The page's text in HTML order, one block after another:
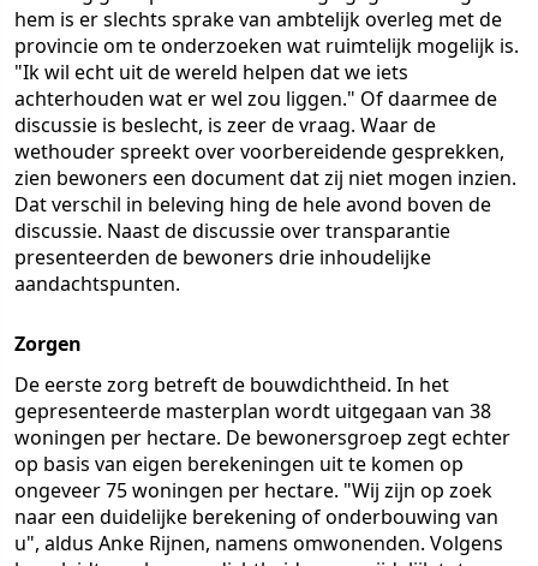
hem is er slechts sprake van ambtelijk overleg met de
provincie om te onderzoeken wat ruimtelijk mogelijk is.
"Ik wil echt uit de wereld helpen dat we iets
achterhouden wat er wel zou liggen." Of daarmee de
discussie is beslecht, is zeer de vraag. Waar de
wethouder spreekt over voorbereidende gesprekken,
zien bewoners een document dat zij niet mogen inzien.
Dat verschil in beleving hing de hele avond boven de
discussie. Naast de discussie over transparantie
presenteerden de bewoners drie inhoudelijke
aandachtspunten.
Zorgen
De eerste zorg betreft de bouwdichtheid. In het
gepresenteerde masterplan wordt uitgegaan van 38
woningen per hectare. De bewonersgroep zegt echter
op basis van eigen berekeningen uit te komen op
ongeveer 75 woningen per hectare. "Wij zijn op zoek
naar een duidelijke berekening of onderbouwing van
u", aldus Anke Rijnen, namens omwonenden. Volgens